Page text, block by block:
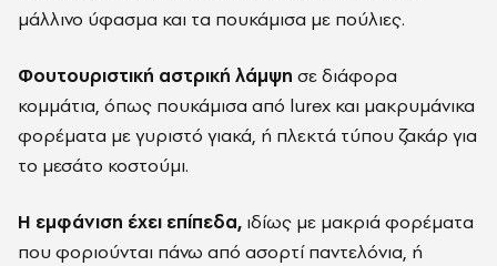
μάλλινο ύφασμα και τα πουκάμισα με πούλιες.
Φουτουριστική αστρική λάμψη σε διάφορα
κομμάτια, όπως πουκάμισα από lurex και μακρυμάνικα
φορέματα με γυριστό γιακά, ή πλεκτά τύπου ζακάρ για
το μεσάτο κοστούμι.
Η εμφάνιση έχει επίπεδα, ιδίως με μακριά φορέματα
που φοριούνται πάνω από ασορτί παντελόνια, ή